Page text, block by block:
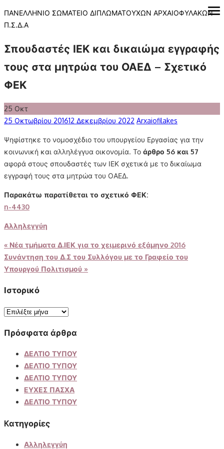
Skip
to
ΠΑΝΕΛΛΗΝΙΟ ΣΩΜΑΤΕΙΟ ΔΙΠΛΩΜΑΤΟΥΧΩΝ ΑΡΧΑΙΟΦΥΛΑΚΩΝ
Π.Σ.Δ.Α
Σπουδαστές ΙΕΚ και δικαιώμα εγγραφής
τους στα μητρώα του ΟΑΕΔ – Σχετικό
ΦΕΚ
25 Οκτ
Posted
25 Οκτωβρίου 201612 Δεκεμβρίου 2022 Author
Arxaiofilakes
Ψηφίστηκε το νομοσχέδιο του υπουργείου Εργασίας για την
κοινωνική και αλληλέγγυα οικονομία. Το άρθρο 56 και 57
αφορά στους σπουδαστές των ΙΕΚ σχετικά με το δικαίωμα
εγγραφή τους στα μητρώα του ΟΑΕΔ.
Παρακάτω παρατίθεται το σχετικό ΦΕΚ:
n-4430
Αλληλεγγύη
Πλοήγηση
άρθρων
« Νέα τμήματα Δ.ΙΕΚ για το χειμερινό εξάμηνο 2016
Συνάντηση του Δ.Σ του Συλλόγου με το Γραφείο του
Υπουργού Πολιτισμού »
Ιστορικό
Ιστορικό
Πρόσφατα άρθρα
ΔΕΛΤΙΟ ΤΥΠΟΥ
ΔΕΛΤΙΟ ΤΥΠΟΥ
ΔΕΛΤΙΟ ΤΥΠΟΥ
ΕΥΧΕΣ ΠΑΣΧΑ
ΔΕΛΤΙΟ ΤΥΠΟΥ
Kατηγορίες
Αλληλεγγύη